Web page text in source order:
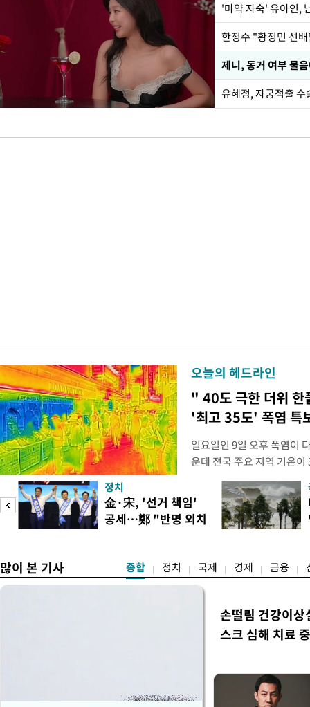
'마약 자숙' 유아인,
제니, 동거 여부 물
유혜정, 자궁적출
오늘의 헤드라인
" 40도 극한 더위 한
'최고 35도' 폭염 특
일요일인 9일 오후 폭염이
운데 전국 주요 지역 기온
더위가 꺾인 분위기다. 기
도(오산, 안성, 용인남부,
화순, 보성, 광양, 강진, 영
면 제외), 곡성북부, 곡성남
정치
金·宋, '선거 책임'
공세…鄭 "반명 외치
많이 본 기사 종합 정치 국제 경제 금융
손떨림 건강이
스크 심해 치료